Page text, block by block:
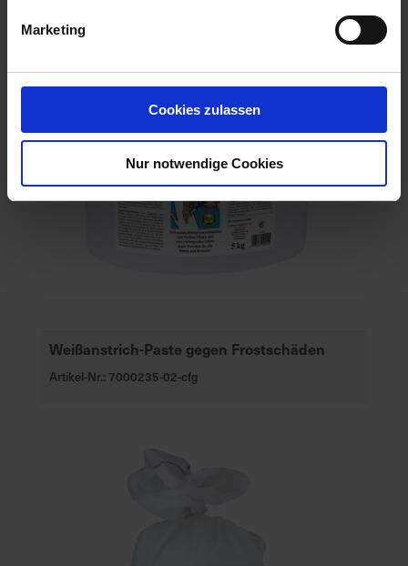
Marketing
Cookies zulassen
Nur notwendige Cookies
Weißanstrich-Paste gegen Frostschäden
Artikel-Nr.: 7000235-02-cfg